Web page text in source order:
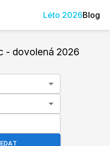
Léto 2026Blog
- dovolená 2026